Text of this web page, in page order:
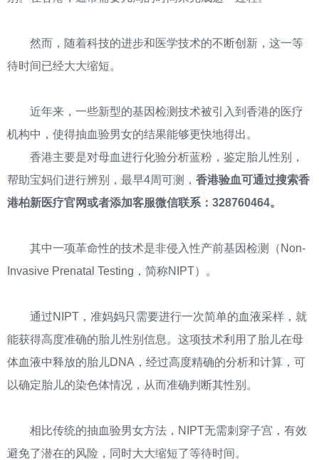
然而，随着科技的进步和医学技术的不断创新，这一等
待时间已经大大缩短。
近年来，一些新型的基因检测技术被引入到香港的医疗
机构中，使得抽血验男女的结果能够更快地得出。
香港主要是对母血进行化验分析蓝粉，鉴定胎儿性别，
帮助宝妈们进行辨别，最早4周可测， 香港验血可通过搜索香
港柏新医疗官网或者添加客服微信联系：328760464。
其中一项革命性的技术是非侵入性产前基因检测（Non-
Invasive Prenatal Testing，简称NIPT）。
通过NIPT，准妈妈只需要进行一次简单的血液采样，就
能获得高度准确的胎儿性别信息。这项技术利用了胎儿在母
体血液中释放的胎儿DNA，经过高度精确的分析和计算，可
以确定胎儿的染色体情况，从而准确判断其性别。
相比传统的抽血验男女方法，NIPT无需刺穿子宫，有效
避免了潜在的风险，同时大大缩短了等待时间。